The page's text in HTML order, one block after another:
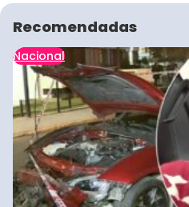
Recomendadas
Nacional